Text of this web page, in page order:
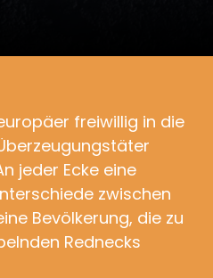
freiwillig in die
jeder Ecke eine
zwischen
Bevölkerung, die zu
Rednecks